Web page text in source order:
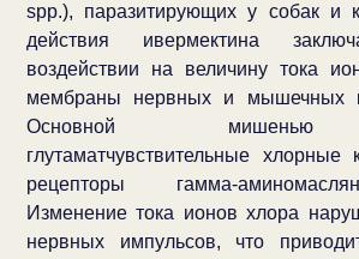
spp.), паразитирующих у собак и
действия ивермектина
воздействии на величину тока
мембраны нервных и мышечных
Основной мишенью
глутаматчувствительные
рецепторы гамма-
Изменение тока ионов хлора
нервных импульсов, что